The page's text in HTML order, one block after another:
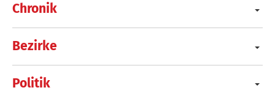
Chronik
Bezirke
Politik